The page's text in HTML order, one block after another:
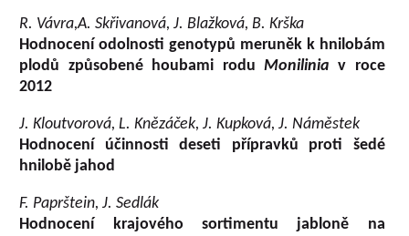
R. Vávra,A. Skřivanová, J. Blažková, B. Krška
Hodnocení odolnosti genotypů meruněk k hnilobám
plodů způsobené houbami rodu Monilinia v roce
2012
J. Kloutvorová, L. Knězáček, J. Kupková, J. Náměstek
Hodnocení účinnosti deseti přípravků proti šedé
hnilobě jahod
F. Paprštein, J. Sedlák
Hodnocení krajového sortimentu jabloně na